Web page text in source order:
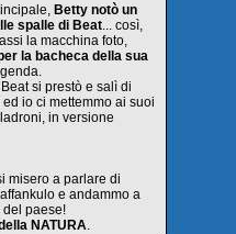
Betty notò un
spalle di Beat... così,
la macchina foto,
la bacheca della sua
si prestò e salì di
io ci mettemmo ai suoi
in versione
misero a parlare di
e andammo a
del paese!
NATURA.